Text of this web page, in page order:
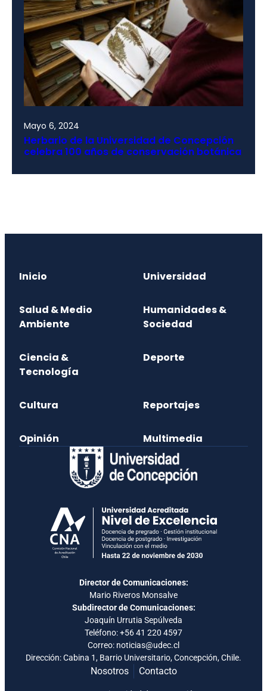
Mayo 6, 2024
Herbario de la Universidad de Concepción
celebra 100 años de conservación botánica
Inicio Universidad
Salud & Medio
Ambiente
Humanidades &
Sociedad
Ciencia &
Tecnología
Deporte
Cultura Reportajes
Opinión Multimedia
Director de Comunicaciones:
Mario Riveros Monsalve
Subdirector de Comunicaciones:
Joaquín Urrutia Sepúlveda
Teléfono:+56 41 220 4597
Correo: noticias@udec.cl
Dirección: Cabina 1, Barrio Universitario, Concepción, Chile.
Nosotros Contacto